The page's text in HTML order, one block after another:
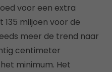
voor een extra
miljoen voor de
meer de trend naar
centimeter
minimum. Het